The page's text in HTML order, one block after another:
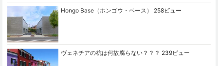
Hongo Base（ホンゴウ・ベース） 258ビュー
ヴェネチアの杭は何故腐らない？？？ 239ビュー